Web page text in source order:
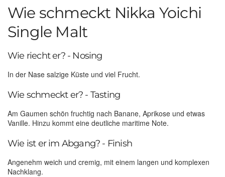
Wie schmeckt Nikka Yoichi
Single Malt
Wie riecht er? - Nosing
In der Nase salzige Küste und viel Frucht.
Wie schmeckt er? - Tasting
Am Gaumen schön fruchtig nach Banane, Aprikose und etwas
Vanille. Hinzu kommt eine deutliche maritime Note.
Wie ist er im Abgang? - Finish
Angenehm weich und cremig, mit einem langen und komplexen
Nachklang.